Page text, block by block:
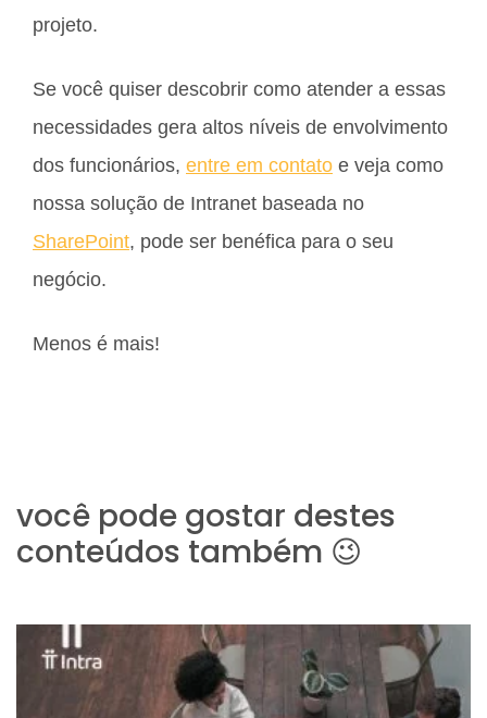
projeto.
Se você quiser descobrir como atender a essas
necessidades gera altos níveis de envolvimento
dos funcionários, entre em contato e veja como
nossa solução de Intranet baseada no
SharePoint, pode ser benéfica para o seu
negócio.
Menos é mais!
você pode gostar destes
conteúdos também 😉